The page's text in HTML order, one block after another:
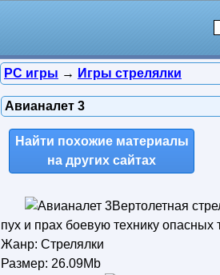
PC игры → Игры стрелялки
Авианалет 3
Найти похожие материалы
на других сайтах
Вертолетная
пух и прах боевую технику опасных
Жанр: Стрелялки
Размер: 26.09Mb